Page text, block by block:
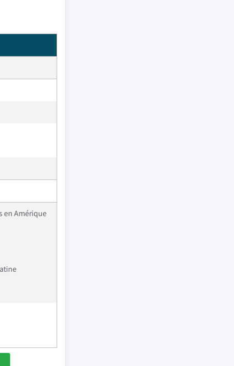
en Amérique